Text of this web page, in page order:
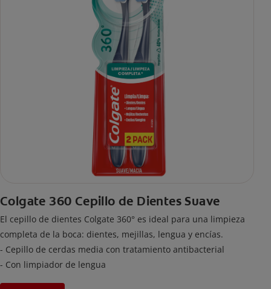
Colgate 360 Cepillo de Dientes Suave
El cepillo de dientes Colgate 360° es ideal para una limpieza
completa de la boca: dientes, mejillas, lengua y encías.
- Cepillo de cerdas media con tratamiento antibacterial
- Con limpiador de lengua